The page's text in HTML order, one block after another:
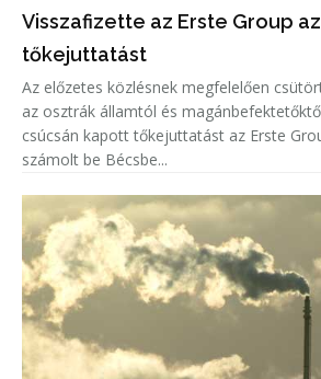
Visszafizette az Erste Group
tőkejuttatást
Az előzetes közlésnek megfelelően
az osztrák államtól és
csúcsán kapott tőkejuttatást az Erste
számolt be Bécsbe...